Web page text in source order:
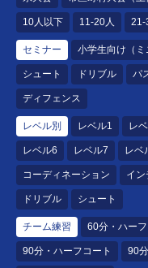
10人以下 11-20人 21-
セミナー 小学生向け（ミ
シュート ドリブル パ
ディフェンス
レベル別 レベル1 レ
レベル6 レベル7 レベ
コーディネーション イン
ドリブル シュート
チーム練習 60分・ハーフ
90分・ハーフコート 90